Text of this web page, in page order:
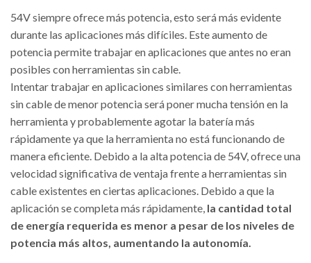
54V siempre ofrece más potencia, esto será más evidente
durante las aplicaciones más difíciles. Este aumento de
potencia permite trabajar en aplicaciones que antes no eran
posibles con herramientas sin cable.
Intentar trabajar en aplicaciones similares con herramientas
sin cable de menor potencia será poner mucha tensión en la
herramienta y probablemente agotar la batería más
rápidamente ya que la herramienta no está funcionando de
manera eficiente. Debido a la alta potencia de 54V, ofrece una
velocidad significativa de ventaja frente a herramientas sin
cable existentes en ciertas aplicaciones. Debido a que la
aplicación se completa más rápidamente, la cantidad total
de energía requerida es menor a pesar de los niveles de
potencia más altos, aumentando la autonomía.